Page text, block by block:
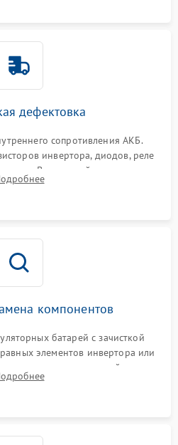
дефектовка
сопротивления АКБ.
инвертора, диодов, реле
Визуальный поиск вздутых
на печатной плате.
компонентов
батарей с зачисткой
элементов инвертора или
новых радиодеталей.
токоведущих дорожек и